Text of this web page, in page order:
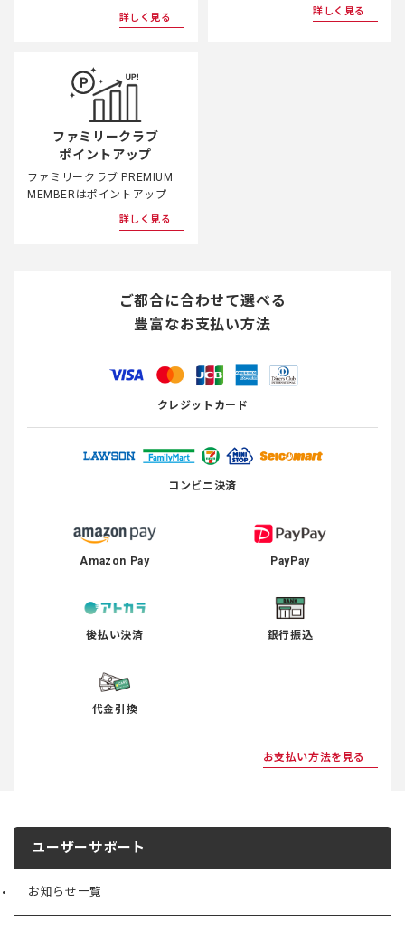
詳しく見る
詳しく見る
ファミリークラブ
ポイントアップ
ファミリークラブ PREMIUM
MEMBERはポイントアップ
詳しく見る
ご都合に合わせて選べる
豊富なお支払い方法
クレジットカード
コンビニ決済
Amazon Pay PayPay
後払い決済 銀行振込
代金引換
お支払い方法を見る
ユーザーサポート
お知らせ一覧